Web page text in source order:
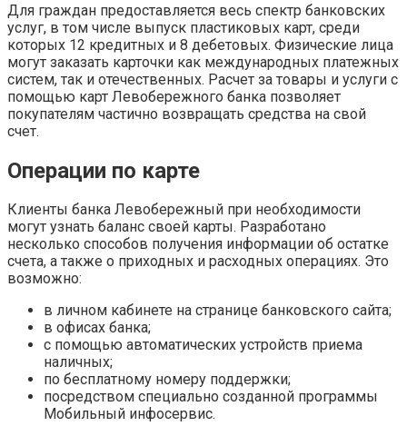
Для граждан предоставляется весь спектр банковских
услуг, в том числе выпуск пластиковых карт, среди
которых 12 кредитных и 8 дебетовых. Физические лица
могут заказать карточки как международных платежных
систем, так и отечественных. Расчет за товары и услуги с
помощью карт Левобережного банка позволяет
покупателям частично возвращать средства на свой
счет.
Операции по карте
Клиенты банка Левобережный при необходимости
могут узнать баланс своей карты. Разработано
несколько способов получения информации об остатке
счета, а также о приходных и расходных операциях. Это
возможно:
в личном кабинете на странице банковского сайта;
в офисах банка;
с помощью автоматических устройств приема
наличных;
по бесплатному номеру поддержки;
посредством специально созданной программы
Мобильный инфосервис.